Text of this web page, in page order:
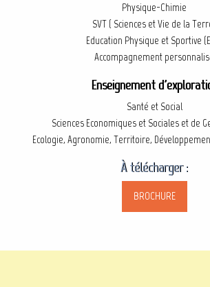
Physique-Chimie
SVT ( Sciences et Vie de la
Education Physique et Sportive
Accompagnement
Enseignement
Santé et Social
Sciences Economiques et Sociales et de
Ecologie, Agronomie, Territoire,
Àtélécharger :
BROCHURE